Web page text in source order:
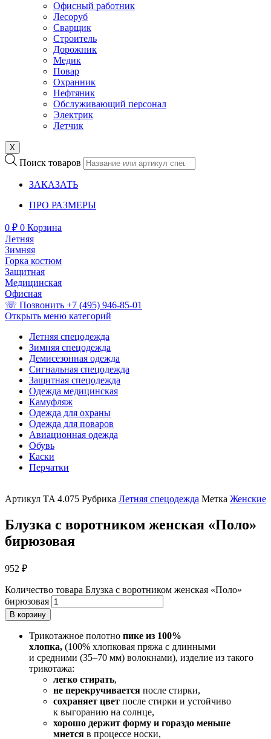
Офисный работник
Лесоруб
Сварщик
Строитель
Дорожник
Медик
Повар
Охранник
Нефтяник
Обслуживающий персонал
Электрик
Летчик
X
Поиск товаров
ЗАКАЗАТЬ
ПРО РАЗМЕРЫ
0 ₽ 0 Корзина
Летняя
Зимняя
Горка костюм
Защитная
Медицинская
Офисная
☏ Позвонить +7 (495) 946-85-01
Открыть меню категорий
Летняя спецодежда
Зимняя спецодежда
Демисезонная одежда
Сигнальная спецодежда
Защитная спецодежда
Одежда медицинская
Камуфляж
Одежда для охраны
Одежда для поваров
Авиационная одежда
Обувь
Каски
Перчатки
Артикул TA 4.075 Рубрика Летняя спецодежда Метка Женские
Блузка с воротником женская «Поло»
бирюзовая
952 ₽
Количество товара Блузка с воротником женская «Поло»
бирюзовая
В корзину
Трикотажное полотно пике из 100%
хлопка, (100% хлопковая пряжа с длинными
и средними (35–70 мм) волокнами), изделие из такого
трикотажа:
легко стирать,
не перекручивается после стирки,
сохраняет цвет после стирки и устойчиво
к выгоранию на солнце,
хорошо держит форму и гораздо меньше
мнется в процессе носки,